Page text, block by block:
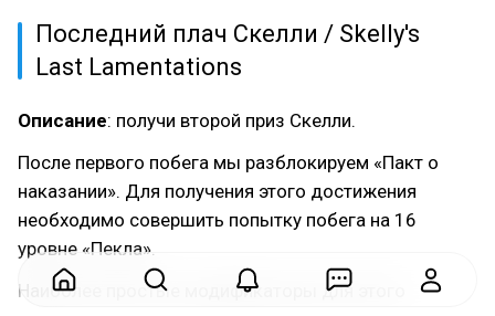
Последний плач Скелли / Skelly's
Last Lamentations
Описание: получи второй приз Скелли.
После первого побега мы разблокируем «Пакт о
наказании». Для получения этого достижения
необходимо совершить попытку побега на 16
уровне «Пекла».
Наиболее простые модификаторы для этого